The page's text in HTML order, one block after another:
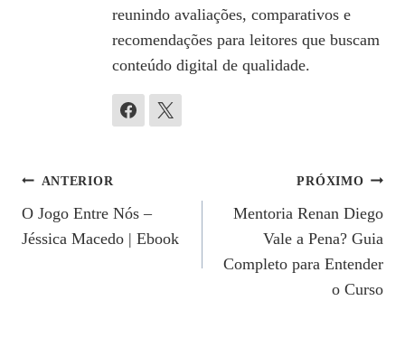
reunindo avaliações, comparativos e
recomendações para leitores que buscam
conteúdo digital de qualidade.
Navegação
De
ANTERIOR
O Jogo Entre Nós –
Jéssica Macedo | Ebook
PRÓXIMO
Mentoria Renan Diego
Vale a Pena? Guia
Completo para Entender
o Curso